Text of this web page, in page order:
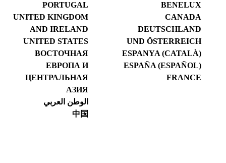
BENELUX
CANADA
DEUTSCHLAND
UND ÖSTERREICH
ESPANYA (CATALÀ)
ESPAÑA (ESPAÑOL)
FRANCE
PORTUGAL
UNITED KINGDOM
AND IRELAND
UNITED STATES
ВОСТОЧНАЯ
ЕВРОПА И
ЦЕНТРАЛЬНАЯ
АЗИЯ
الوطن العربي
中国